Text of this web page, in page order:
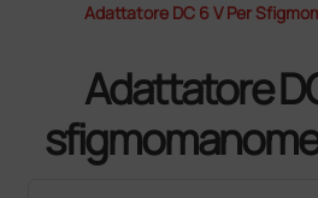
Adattatore DC 6 V Per
Adattatore